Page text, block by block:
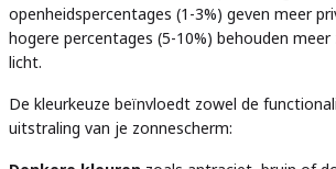
openheidspercentages (1-3%) geven meer
hogere percentages (5-10%) behouden
licht.
De kleurkeuze beïnvloedt zowel de
uitstraling van je zonnescherm: